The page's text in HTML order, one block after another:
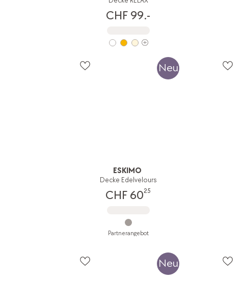
CHF 99.-
Neu
ESKIMO
Decke Edelvelours
CHF 6025
Partnerangebot
Neu